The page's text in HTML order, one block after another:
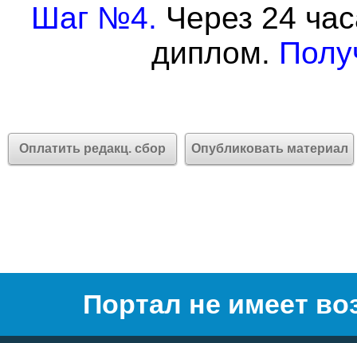
Шаг №4. Через 24
диплом.
Оплатить редакц. сбор Опубликовать материал
Портал не имеет